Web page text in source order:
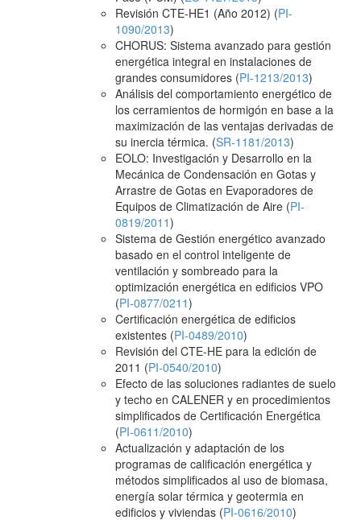
Revisión CTE-HE1 (Año 2012) (PI-
1090/2013)
CHORUS: Sistema avanzado para gestión
energética integral en instalaciones de
grandes consumidores (PI-1213/2013)
Análisis del comportamiento energético de
los cerramientos de hormigón en base a la
maximización de las ventajas derivadas de
su inercia térmica. (SR-1181/2013)
EOLO: Investigación y Desarrollo en la
Mecánica de Condensación en Gotas y
Arrastre de Gotas en Evaporadores de
Equipos de Climatización de Aire (PI-
0819/2011)
Sistema de Gestión energético avanzado
basado en el control inteligente de
ventilación y sombreado para la
optimización energética en edificios VPO
(PI-0877/0211)
Certificación energética de edificios
existentes (PI-0489/2010)
Revisión del CTE-HE para la edición de
2011 (PI-0540/2010)
Efecto de las soluciones radiantes de suelo
y techo en CALENER y en procedimientos
simplificados de Certificación Energética
(PI-0611/2010)
Actualización y adaptación de los
programas de calificación energética y
métodos simplificados al uso de biomasa,
energía solar térmica y geotermia en
edificios y viviendas (PI-0616/2010)